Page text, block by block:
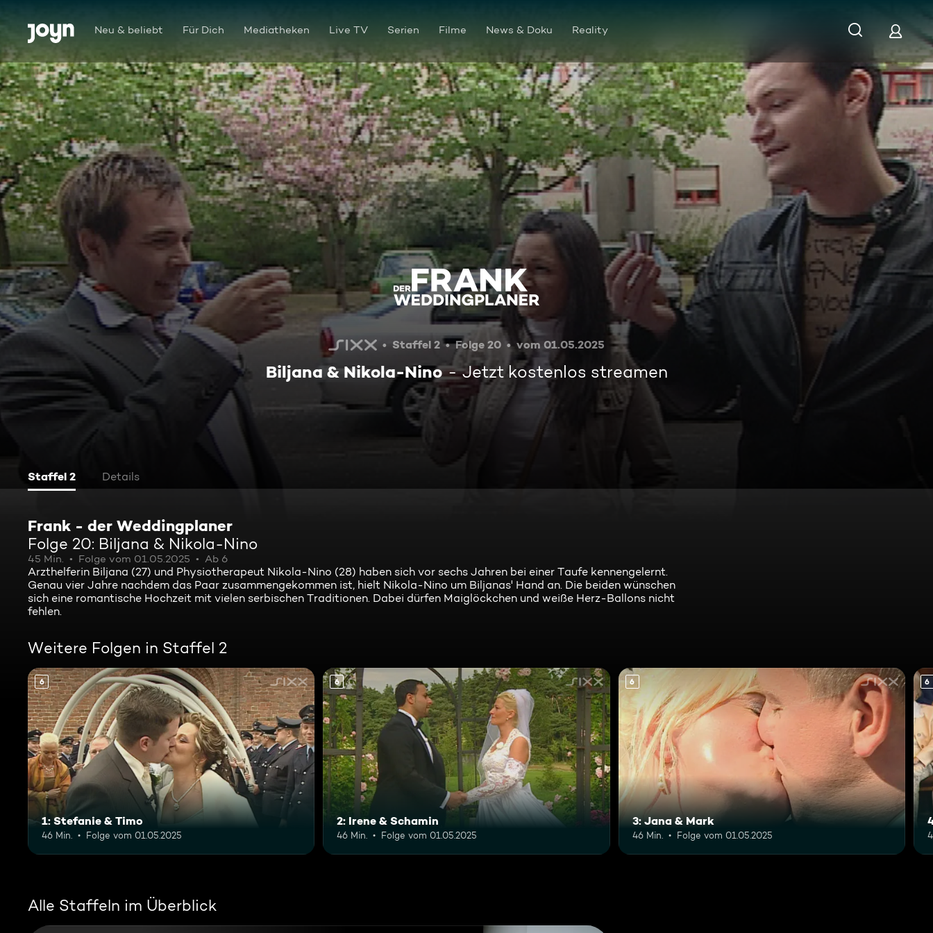
Zum Inhalt springen
Barrierefrei Neu & beliebt Für Dich Mediatheken Live TV Serien Filme News & Doku Reality
Biljana & Nikola-Nino
Staffel 2 Folge 20 vom 01.05.2025
Biljana & Nikola-Nino Jetzt kostenlos streamen
Staffel 2 Details
Frank - der Weddingplaner
Folge 20: Biljana & Nikola-Nino
45 Min. Folge vom 01.05.2025 Ab 6
Arzthelferin Biljana (27) und Physiotherapeut Nikola-Nino (28) haben sich vor sechs Jahren bei einer Taufe kennengelernt.
Genau vier Jahre nachdem das Paar zusammengekommen ist, hielt Nikola-Nino um Biljanas' Hand an. Die beiden wünschen
sich eine romantische Hochzeit mit vielen serbischen Traditionen. Dabei dürfen Maiglöckchen und weiße Herz-Ballons nicht
fehlen.
Weitere Folgen in Staffel 2
6
1: Stefanie & Timo
46 Min. Folge vom 01.05.2025
6
2: Irene & Schamin
46 Min. Folge vom 01.05.2025
6
3: Jana & Mark
46 Min. Folge vom 01.05.2025
6
Alle Staffeln im Überblick